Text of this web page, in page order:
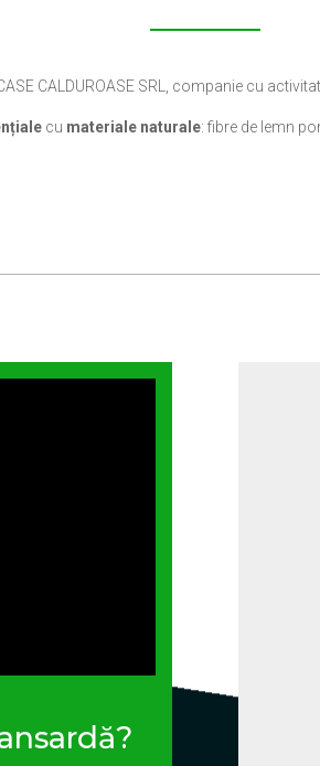
CALDUROASE SRL, companie cu
cu materiale naturale: fibre de lemn